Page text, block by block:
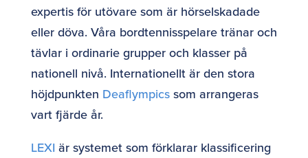
expertis för utövare som är hörselskadade
eller döva. Våra bordtennisspelare tränar och
tävlar i ordinarie grupper och klasser på
nationell nivå. Internationellt är den stora
höjdpunkten Deaflympicssom arrangeras
vart fjärde år.
LEXI är systemet som förklarar klassificering